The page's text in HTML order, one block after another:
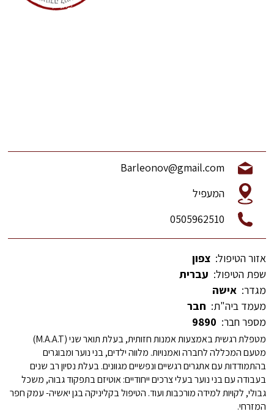
Barleonov@gmail.com
המעפיל
0505962510
אזור הטיפול: צפון
שפת הטיפול: עברית
מגדר: אישה
מעמד ביה"ת: חבר
מספר חבר: 9890
מטפלת רגשית באמצעות אמנות חזותית, בעלת תואר שני (M.A.A.T)
מטעם המכללה לחברה ואמנויות. מלווה ילדים, בני נוער ומבוגרים
בהתמודדות עם אתגרים רגשיים ונפשיים מגוונים. בעלת נסיון רב שנים
בעבודה עם בני נוער בעלי צרכים ייחודיים: אוטיזם בתפקוד גבוה, משכל
גבולי, לקויות למידה מורכבות ועוד. הטיפול בקליניקה בגן יאשיה- עמק חפר
המזרחי.